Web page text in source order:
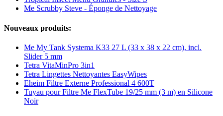
Me Scrubby Steve - Éponge de Nettoyage
Nouveaux produits:
Me My Tank Systema K33 27 L (33 x 38 x 22 cm), incl.
Slider 5 mm
Tetra VitaMinPro 3in1
Tetra Lingettes Nettoyantes EasyWipes
Eheim Filtre Externe Professional 4 600T
Tuyau pour Filtre Me FlexTube 19/25 mm (3 m) en Silicone
Noir